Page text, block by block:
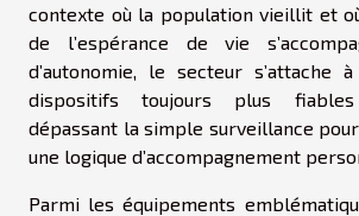
contexte où la population vieillit et
de l’espérance de vie
d’autonomie, le secteur s’attache
dispositifs toujours plus
dépassant la simple surveillance
une logique d’accompagnement
Parmi les équipements